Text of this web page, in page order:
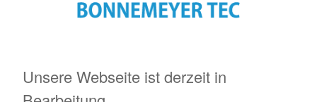
Unsere Webseite ist derzeit in